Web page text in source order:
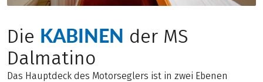
Die KABINEN der MS
Dalmatino
Das Hauptdeck des Motorseglers ist in zwei Ebenen